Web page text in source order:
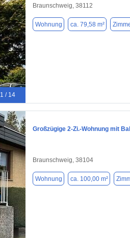
1 / 14
Braunschweig, 38112
Wohnung ca. 79,58 m²
Großzügige 2-Zi.-Wohnung mit
Braunschweig, 38104
Wohnung ca. 100,00 m²